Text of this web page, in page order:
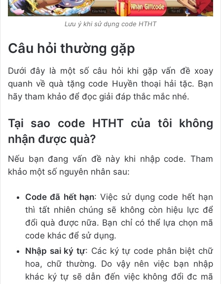
Lưu ý khi sử dụng code HTHT
Câu hỏi thường gặp
Dưới đây là một số câu hỏi khi gặp vấn đề xoay
quanh về quà tặng code Huyền thoại hải tặc. Bạn
hãy tham khảo để đọc giải đáp thắc mắc nhé.
Tại sao code HTHT của tôi không
nhận được quà?
Nếu bạn đang vấn đề này khi nhập code. Tham
khảo một số nguyên nhân sau:
Code đã hết hạn: Việc sử dụng code hết hạn
thì tất nhiên chúng sẽ không còn hiệu lực để
đổi quà được nữa. Bạn chỉ có thể lựa chọn mã
code khác để sử dụng.
Nhập sai ký tự: Các ký tự code phân biệt chữ
hoa, chữ thường. Do vậy nên việc bạn nhập
khác ký tự sẽ dẫn đến việc không đổi đc mã